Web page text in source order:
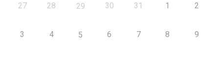
27 28 29 30 31 1 2
3 4 5 6 7 8 9